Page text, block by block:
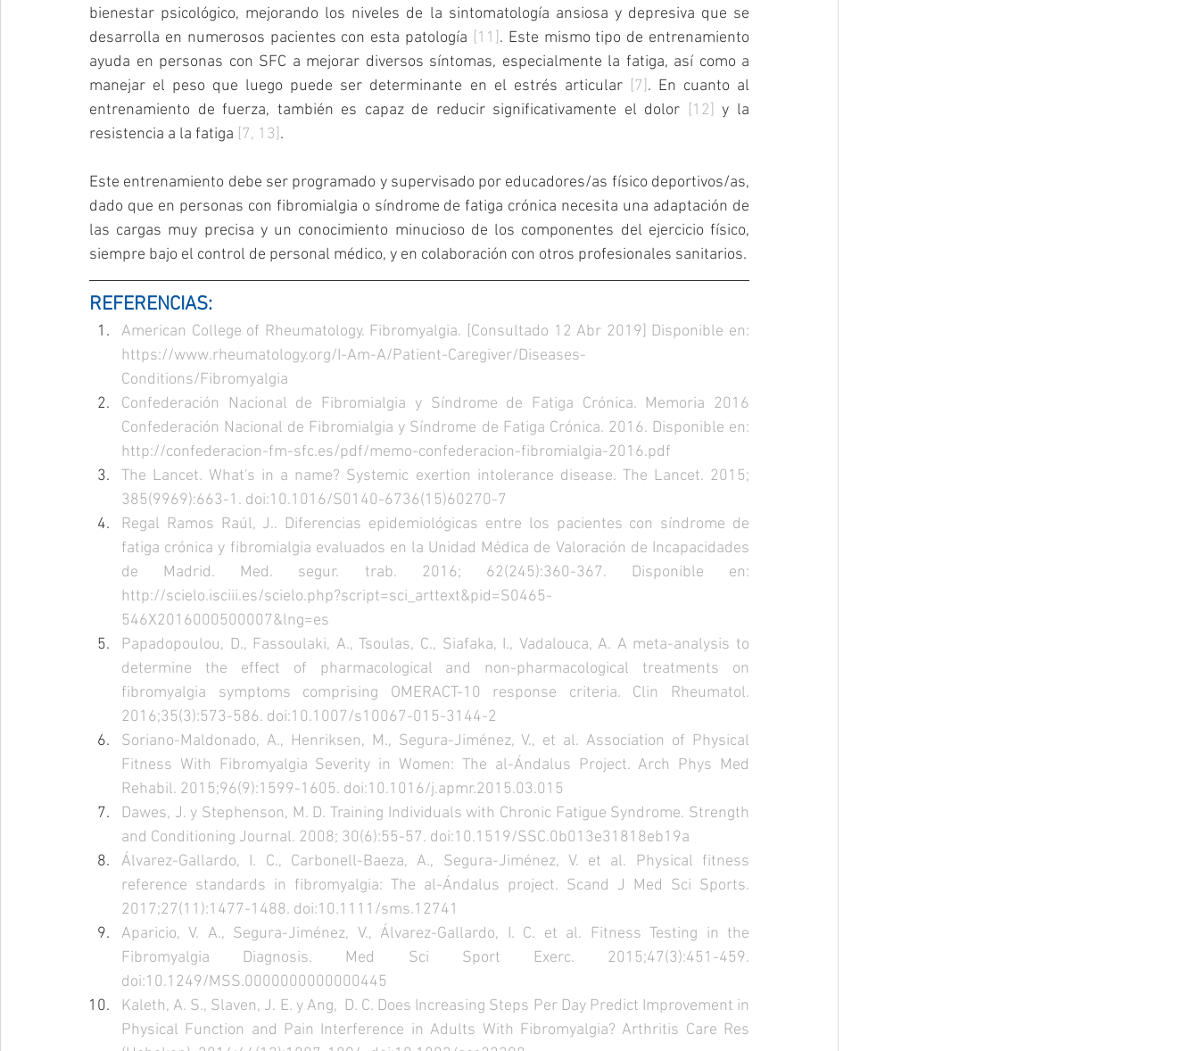
bienestar psicológico, mejorando los niveles de la sintomatología ansiosa y depresiva que se
desarrolla en numerosos pacientes con esta patología [11]. Este mismo tipo de entrenamiento
ayuda en personas con SFC a mejorar diversos síntomas, especialmente la fatiga, así como a
manejar el peso que luego puede ser determinante en el estrés articular [7]. En cuanto al
entrenamiento de fuerza, también es capaz de reducir significativamente el dolor [12] y la
resistencia a la fatiga [7, 13].
Este entrenamiento debe ser programado y supervisado por educadores/as físico deportivos/as,
dado que en personas con fibromialgia o síndrome de fatiga crónica necesita una adaptación de
las cargas muy precisa y un conocimiento minucioso de los componentes del ejercicio físico,
siempre bajo el control de personal médico, y en colaboración con otros profesionales sanitarios.
REFERENCIAS:
https://www.rheumatology.org/I-Am-A/Patient-Caregiver/Diseases-
Conditions/Fibromyalgia
Confederación Nacional de Fibromialgia y Síndrome de Fatiga Crónica. Memoria 2016
http://confederacion-fm-sfc.es/pdf/memo-confederacion-fibromialgia-2016.pdf
The Lancet. What's in a name? Systemic exertion intolerance disease. The Lancet. 2015;
385(9969):663-1. doi:10.1016/S0140-6736(15)60270-7
Regal Ramos Raúl, J.. Diferencias epidemiológicas entre los pacientes con síndrome de
fatiga crónica y fibromialgia evaluados en la Unidad Médica de Valoración de Incapacidades
http://scielo.isciii.es/scielo.php?script=sci_arttext&pid=S0465-
546X2016000500007&lng=es
Papadopoulou, D., Fassoulaki, A., Tsoulas, C., Siafaka, I., Vadalouca, A. A meta-analysis to
determine the effect of pharmacological and non-pharmacological treatments on
fibromyalgia symptoms comprising OMERACT-10 response criteria. Clin Rheumatol.
2016;35(3):573-586. doi:10.1007/s10067-015-3144-2
Soriano-Maldonado, A., Henriksen, M., Segura-Jiménez, V., et al. Association of Physical
Fitness With Fibromyalgia Severity in Women: The al-Ándalus Project. Arch Phys Med
Rehabil. 2015;96(9):1599-1605. doi:10.1016/j.apmr.2015.03.015
Dawes, J. y Stephenson, M. D. Training Individuals with Chronic Fatigue Syndrome. Strength
and Conditioning Journal. 2008; 30(6):55-57. doi:10.1519/SSC.0b013e31818eb19a
Álvarez-Gallardo, I. C., Carbonell-Baeza, A., Segura-Jiménez, V. et al. Physical fitness
reference standards in fibromyalgia: The al-Ándalus project. Scand J Med Sci Sports.
2017;27(11):1477-1488. doi:10.1111/sms.12741
Aparicio, V. A., Segura-Jiménez, V., Álvarez-Gallardo, I. C. et al. Fitness Testing in the
Fibromyalgia Diagnosis. Med Sci Sport Exerc. 2015;47(3):451-459.
doi:10.1249/MSS.0000000000000445
Kaleth, A. S., Slaven, J. E. y Ang,  D. C. Does Increasing Steps Per Day Predict Improvement in
Physical Function and Pain Interference in Adults With Fibromyalgia? Arthritis Care Res